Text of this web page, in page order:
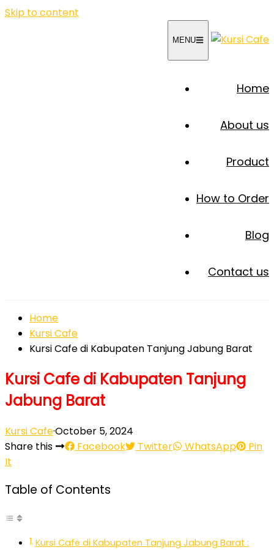
Skip to content
MENU
Home
About us
Product
How to Order
Blog
Contact us
Home
Kursi Cafe
Kursi Cafe di Kabupaten Tanjung Jabung Barat
Kursi Cafe di Kabupaten Tanjung
Jabung Barat
Kursi Cafe·October 5, 2024
Share this
Facebook Twitter WhatsApp
Pin
It
Table of Contents
Kursi Cafe di Kabupaten Tanjung Jabung Barat :